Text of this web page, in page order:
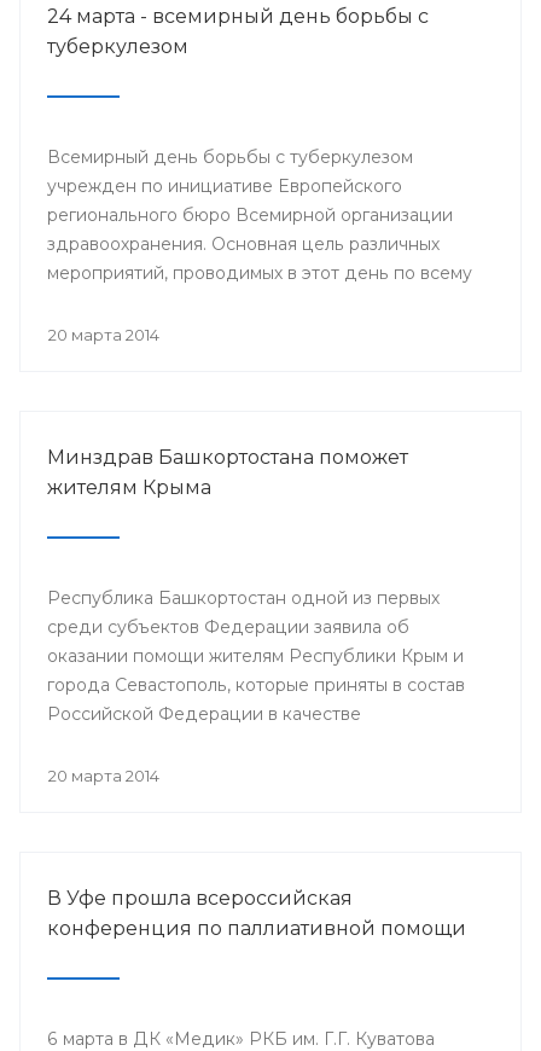
24 марта - всемирный день борьбы с
туберкулезом
Всемирный день борьбы с туберкулезом
учрежден по инициативе Европейского
регионального бюро Всемирной организации
здравоохранения. Основная цель различных
мероприятий, проводимых в этот день по всему
и информирование населения о заболевании и
20 марта 2014
Минздрав Башкортостана поможет
жителям Крыма
Республика Башкортостан одной из первых
среди субъектов Федерации заявила об
оказании помощи жителям Республики Крым и
города Севастополь, которые приняты в состав
Российской Федерации в качестве
день в республике по поручению Президента
20 марта 2014
В Уфе прошла всероссийская
конференция по паллиативной помощи
6 марта в ДК «Медик» РКБ им. Г.Г. Куватова